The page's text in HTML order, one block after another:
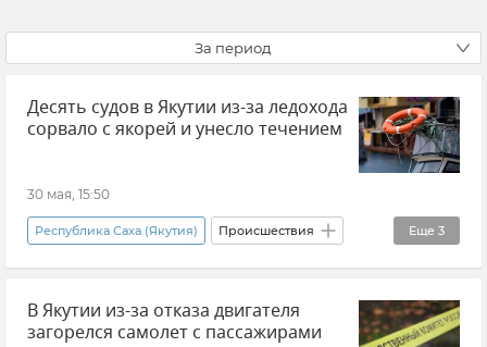
За период
Десять судов в Якутии из-за ледохода
сорвало с якорей и унесло течением
30 мая, 15:50
Еще 3
Республика Саха (Якутия) Происшествия
Новости Россия Погода
В Якутии из-за отказа двигателя
загорелся самолет с пассажирами